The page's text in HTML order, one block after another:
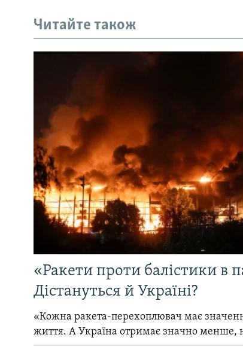
Читайте також
«Ракети проти балістики в
Дістануться й Україні?
«Кожна ракета-перехоплювач має
життя. А Україна отримає значно менше,